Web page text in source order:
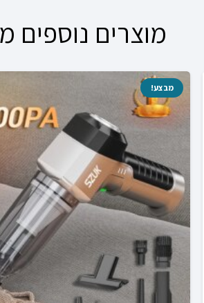
מוצרים נוספים
מבצע!